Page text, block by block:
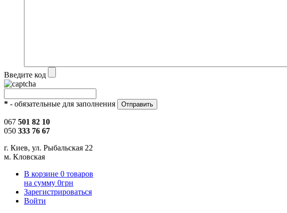
Введите код
* - обязательные для заполнения
067 501 82 10
050 333 76 67
г. Киев, ул. Рыбальская 22
м. Кловская
В корзине 0 товаров
на сумму 0грн
Зарегистрироваться
Войти